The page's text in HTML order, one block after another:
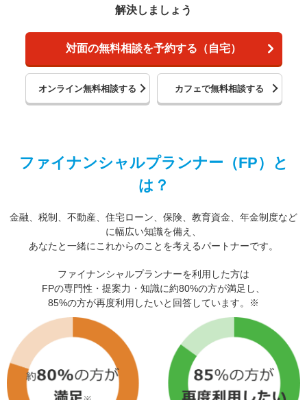
解決しましょう
対面の無料相談を予約する（自宅）
オンライン無料相談する カフェで無料相談する
ファイナンシャルプランナー（FP）と
は？
金融、税制、不動産、住宅ローン、保険、教育資金、年金制度など
に幅広い知識を備え、
あなたと一緒にこれからのことを考えるパートナーです。
ファイナンシャルプランナーを利用した方は
FPの専門性・提案力・知識に約80%の方が満足し、
85%の方が再度利用したいと回答しています。※